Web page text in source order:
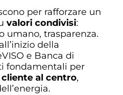
per rafforzare un
valori condivisi:
umano, trasparenza.
della
e Banca di
fondamentali per
al centro,